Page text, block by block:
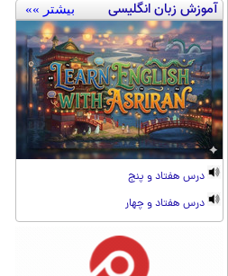
آموزش زبان انگلیسی بیشتر »»
درس هفتاد و پنج
درس هفتاد و چهار